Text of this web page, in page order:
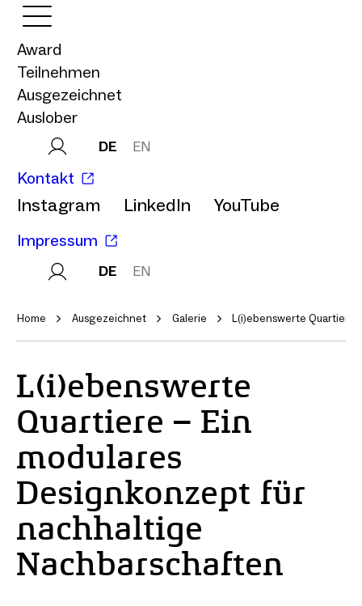
Award
Teilnehmen
Ausgezeichnet
Auslober
DE EN
Kontakt
Instagram LinkedIn YouTube
Impressum
DE EN
Home Ausgezeichnet Galerie L(i)ebenswerte Quartiere
L(i)ebenswerte
Quartiere – Ein
modulares
Designkonzept für
nachhaltige
Nachbarschaften